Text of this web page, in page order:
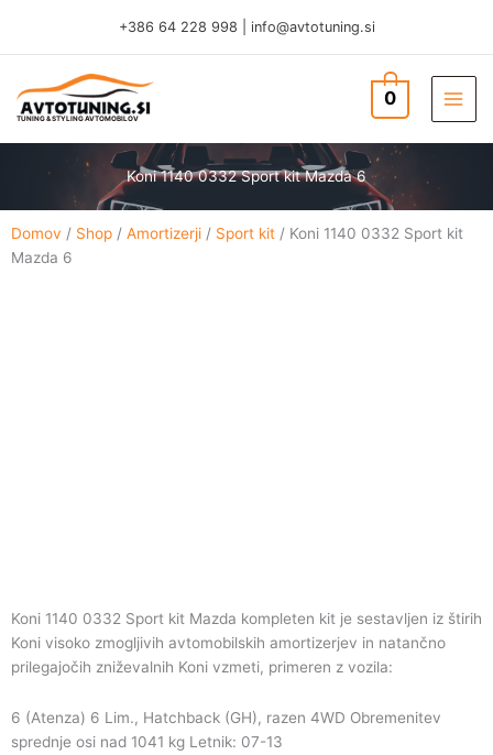
content
+386 64 228 998 info@avtotuning.si
TUNING & STYLING AVTOMOBILOV
0
Koni 1140 0332 Sport kit Mazda 6
Domov / Shop / Amortizerji / Sport kit / Koni 1140 0332 Sport kit
Mazda 6
Koni 1140 0332 Sport kit Mazda kompleten kit je sestavljen iz štirih
Koni visoko zmogljivih avtomobilskih amortizerjev in natančno
prilegajočih zniževalnih Koni vzmeti, primeren z vozila:
6 (Atenza) 6 Lim., Hatchback (GH), razen 4WD Obremenitev
sprednje osi nad 1041 kg Letnik: 07-13